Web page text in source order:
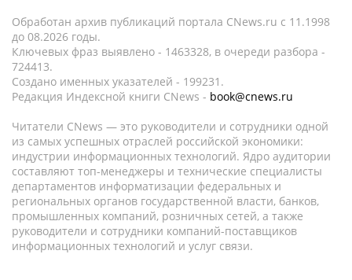
Обработан архив публикаций портала CNews.ru c 11.1998
до 08.2026 годы.
Ключевых фраз выявлено - 1463328, в очереди разбора -
724413.
Создано именных указателей - 199231.
Редакция Индексной книги CNews - book@cnews.ru
Читатели CNews — это руководители и сотрудники одной
из самых успешных отраслей российской экономики:
индустрии информационных технологий. Ядро аудитории
составляют топ-менеджеры и технические специалисты
департаментов информатизации федеральных и
региональных органов государственной власти, банков,
промышленных компаний, розничных сетей, а также
руководители и сотрудники компаний-поставщиков
информационных технологий и услуг связи.